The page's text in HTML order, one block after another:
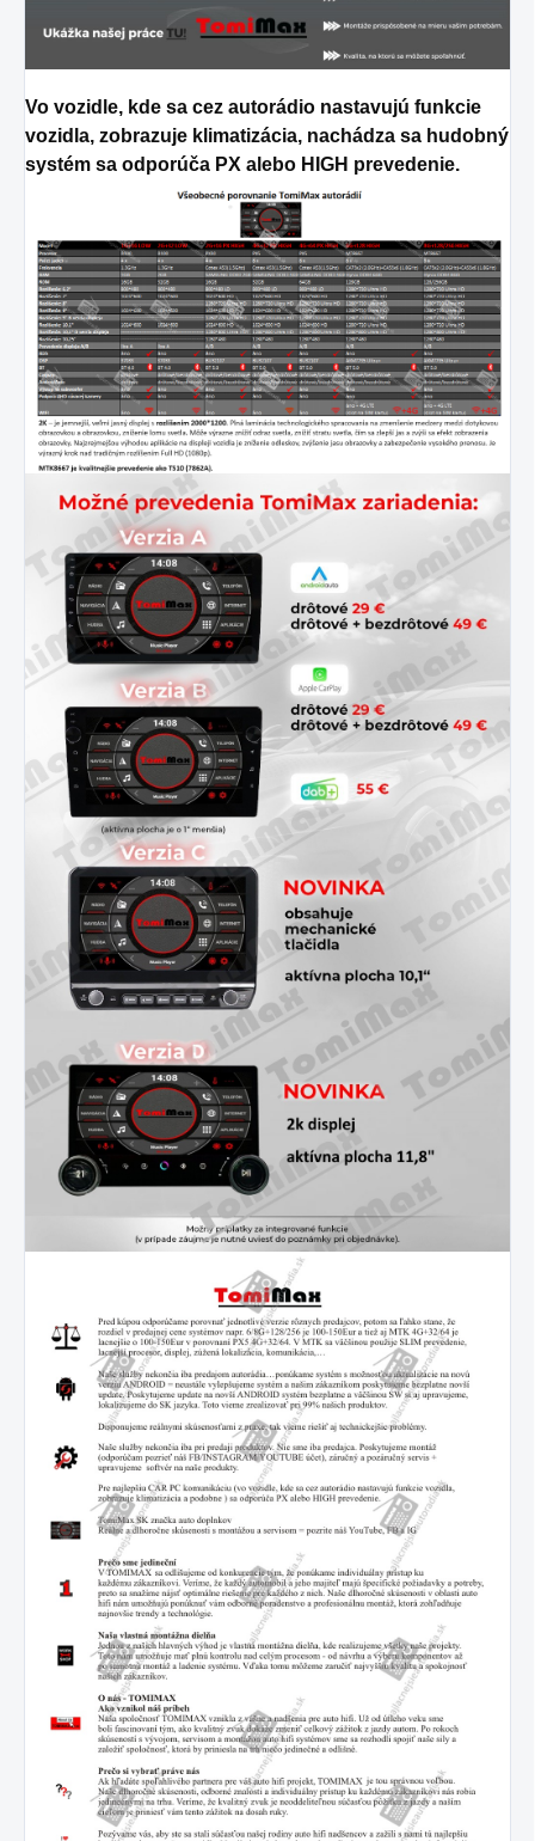
Vo vozidle, kde sa cez autorádio nastavujú funkcie
vozidla, zobrazuje klimatizácia, nachádza sa hudobný
systém sa odporúča PX alebo HIGH prevedenie.